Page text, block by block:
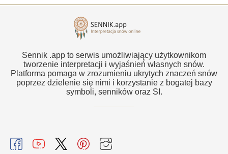
Sennik .app to serwis umożliwiający użytkownikom
tworzenie interpretacji i wyjaśnień własnych snów.
Platforma pomaga w zrozumieniu ukrytych znaczeń snów
poprzez dzielenie się nimi i korzystanie z bogatej bazy
symboli, senników oraz SI.